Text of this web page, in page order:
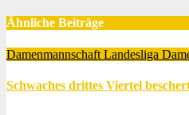
Ähnliche Beiträge
Damenmannschaft Landesliga
Schwaches drittes Viertel